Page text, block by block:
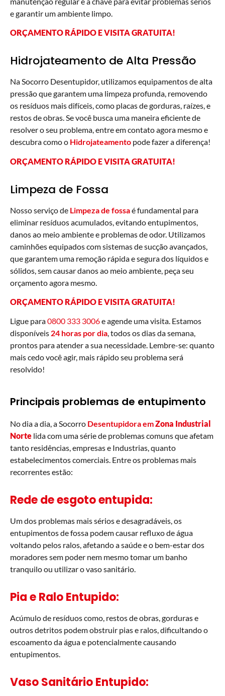
e garantir um ambiente limpo.
ORÇAMENTO RÁPIDO E VISITA GRATUITA!
Hidrojateamento de Alta Pressão
Na Socorro Desentupidor, utilizamos equipamentos de alta
pressão que garantem uma limpeza profunda, removendo
os resíduos mais difíceis, como placas de gorduras, raízes, e
restos de obras. Se você busca uma maneira eficiente de
resolver o seu problema, entre em contato agora mesmo e
descubra como o Hidrojateamento pode fazer a diferença!
ORÇAMENTO RÁPIDO E VISITA GRATUITA!
Limpeza de Fossa
Nosso serviço de Limpeza de fossaé fundamental para
eliminar resíduos acumulados, evitando entupimentos,
danos ao meio ambiente e problemas de odor. Utilizamos
caminhões equipados com sistemas de sucção avançados,
que garantem uma remoção rápida e segura dos líquidos e
sólidos, sem causar danos ao meio ambiente, peça seu
orçamento agora mesmo.
ORÇAMENTO RÁPIDO E VISITA GRATUITA!
Ligue para0800 333 3006e agende uma visita. Estamos
disponíveis 24 horas por dia, todos os dias da semana,
prontos para atender a sua necessidade. Lembre-se: quanto
mais cedo você agir, mais rápido seu problema será
resolvido!
Principais problemas de entupimento
No dia a dia, a Socorro Desentupidora emZona Industrial
Norte lida com uma série de problemas comuns que afetam
tanto residências, empresas e Industrias, quanto
estabelecimentos comerciais. Entre os problemas mais
recorrentes estão:
Rede de esgoto entupida:
Um dos problemas mais sérios e desagradáveis, os
entupimentos de fossa podem causar refluxo de água
voltando pelos ralos, afetando a saúde e o bem-estar dos
moradores sem poder nem mesmo tomar um banho
tranquilo ou utilizar o vaso sanitário.
Pia e Ralo Entupido:
Acúmulo de resíduos como, restos de obras, gorduras e
outros detritos podem obstruir pias e ralos, dificultando o
escoamento da água e potencialmente causando
entupimentos.
Vaso Sanitário Entupido: